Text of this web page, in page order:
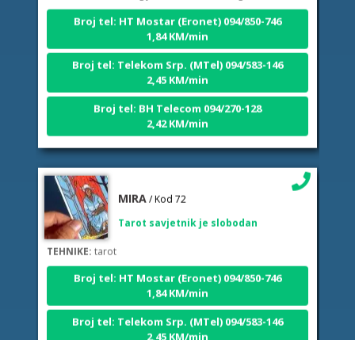
Broj tel: HT Mostar (Eronet) 094/850-746
1,84 KM/min
Broj tel: Telekom Srp. (MTel) 094/583-146
2,45 KM/min
Broj tel: BH Telecom 094/270-128
2,42 KM/min
Tarot savjetnik je slobodan
TEHNIKE:tarot
1,84 KM/min
Broj tel: Telekom Srp. (MTel) 094/583-146
2,45 KM/min